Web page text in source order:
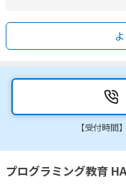
【受付時間
プログラミング教育